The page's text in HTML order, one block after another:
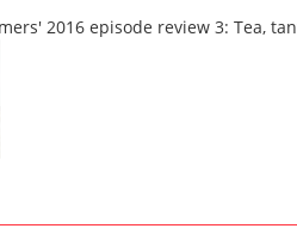
2016 episode review 3: Tea,